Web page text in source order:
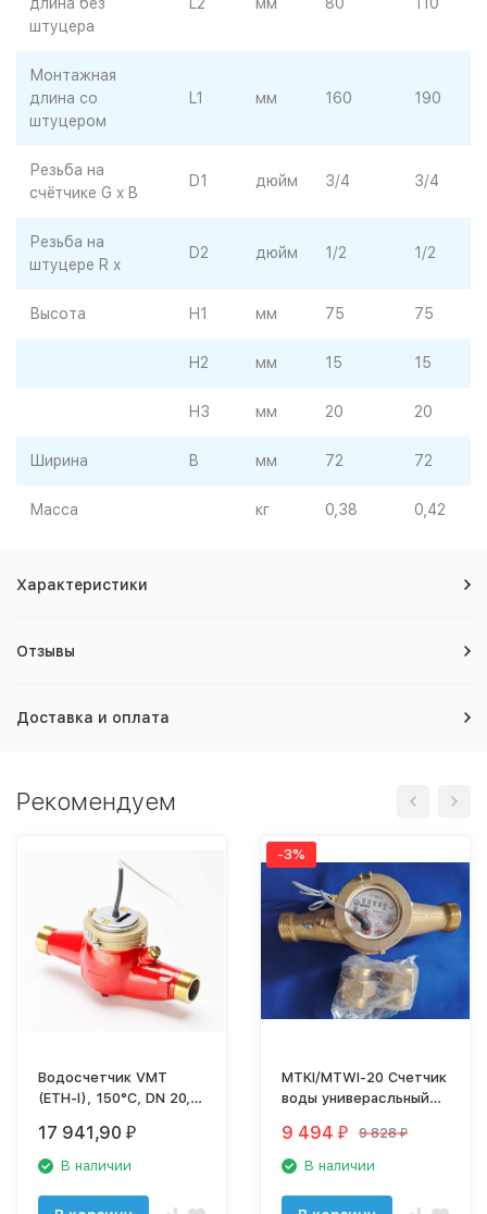
штуцера
Монтажная
длина со
штуцером
L1 мм 160 190
Резьба на
счётчике G x B
D1 дюйм 3/4 3/4
Резьба на
штуцере R x
D2 дюйм 1/2 1/2
Высота H1 мм 75 75
H2 мм 15 15
H3 мм 20 20
Ширина B мм 72 72
Масса кг 0,38 0,42
Характеристики
Отзывы
Доставка и оплата
Рекомендуем
Водосчетчик VMT
(ETH-I), 150°C, DN 20,
имп. (10L/Imp.), без
присоед.
17 941,90 ₽
В наличии
-3%
MTKI/MTWI-20 Счетчик
воды универасльный
30 до 90 гр С
9 494 ₽ 9 828 ₽
В наличии